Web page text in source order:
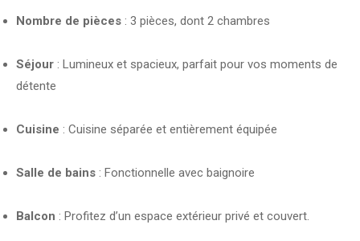
Nombre de pièces : 3 pièces, dont 2 chambres
Séjour : Lumineux et spacieux, parfait pour vos moments de
détente
Cuisine : Cuisine séparée et entièrement équipée
Salle de bains : Fonctionnelle avec baignoire
Balcon : Profitez d’un espace extérieur privé et couvert.